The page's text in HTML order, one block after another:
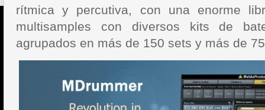
rítmica y percutiva, con una enorme
multisamples con diversos kits de
agrupados en más de 150 sets y más de